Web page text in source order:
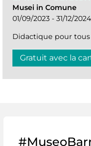
Musei in Comune
01/09/2023 - 31/12/2024
Didactique pour tous
Gratuit avec la